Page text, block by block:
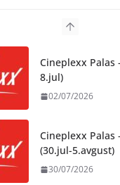
ljudi istovremeno
energije
Besplatni
godine
07/08/2026
Cineplexx Palas
8.jul)
02/07/2026
Cineplexx Palas
(30.jul-5.avgust)
30/07/2026